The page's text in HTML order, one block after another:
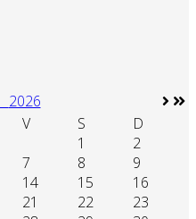
2026
V S
D
1
2
7 8
9
14 15
16
21 22
23